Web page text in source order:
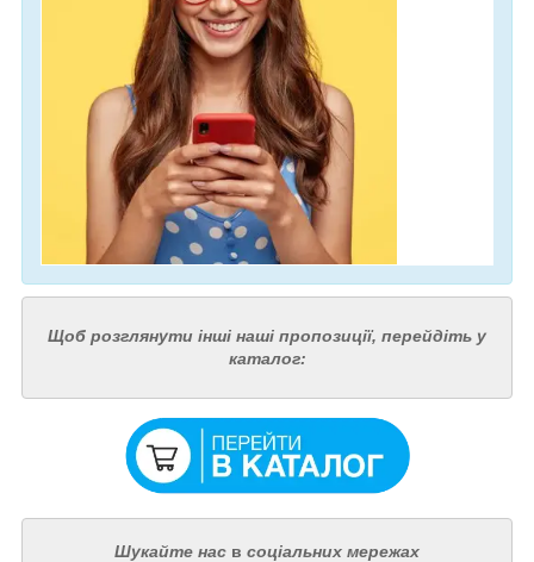
Щоб розглянути інші наші пропозиції, перейдіть у
каталог:
Шукайте нас в соціальних мережах